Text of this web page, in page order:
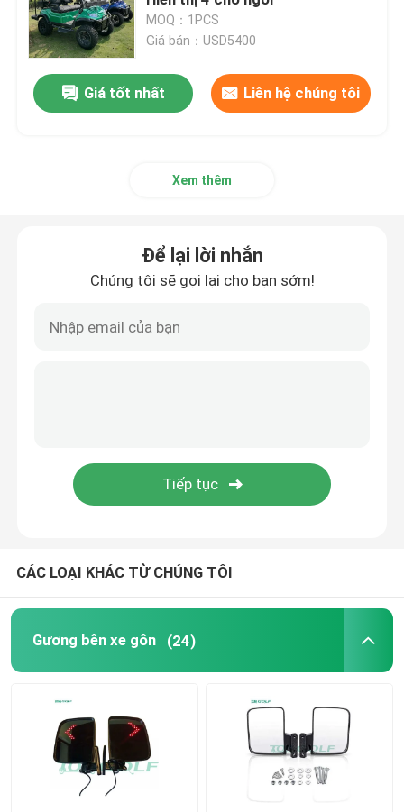
Xe golf
Xe gôn điện
Xe gôn Fender Flares
Lốp xe đường phố Golf Cart
Vỏ xe gôn
Kính chắn gió xe gôn
Pin Lithium cho Xe Golf
Phụ tùng xe Golf LVTONG
Phụ tùng dịch vụ ICON
MOQ：1PCS
Giá bán：USD5400
Giá tốt nhất Liên hệ chúng tôi
Xem thêm
Để lại lời nhắn
Chúng tôi sẽ gọi lại cho bạn sớm!
CÁC LOẠI KHÁC TỪ CHÚNG TÔI
Gương bên xe gôn (24)